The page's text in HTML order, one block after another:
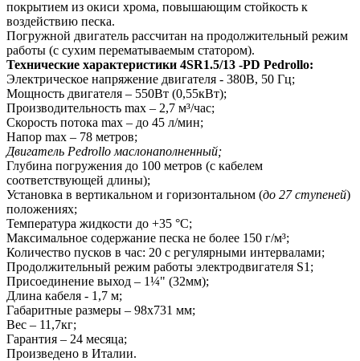
покрытием из окиси хрома, повышающим стойкость к
воздействию песка.
Погружной двигатель рассчитан на продолжительный режим
работы (с сухим перематываемым статором).
Технические характеристики 4SR1.5/13 -PD Pedrollo:
Электрическое напряжение двигателя - 380В, 50 Гц;
Мощность двигателя – 550Вт (0,55кВт);
Производительность max – 2,7 м³/час;
Скорость потока max – до 45 л/мин;
Напор max – 78 метров;
Двигатель Pedrollo маслонаполненный;
Глубина погружения до 100 метров (с кабелем
соответствующей длины);
Установка в вертикальном и горизонтальном (до 27 ступеней)
положениях;
Температура жидкости до +35 °C;
Максимальное содержание песка не более 150 г/м³;
Количество пусков в час: 20 с регулярными интервалами;
Продолжительный режим работы электродвигателя S1;
Присоединение выход – 1¼" (32мм);
Длина кабеля - 1,7 м;
Габаритные размеры – 98х731 мм;
Вес – 11,7кг;
Гарантия – 24 месяца;
Произведено в Италии.